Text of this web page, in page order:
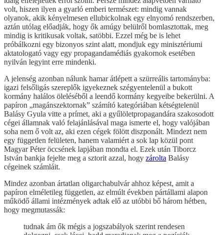
volt, hiszen ilyen a gyarló emberi természet: mindig vannak
olyanok, akik kényelmesen ellubickolnak egy elnyomó rendszerben,
aztán utólag előadják, hogy ők amúgy belülről bomlasztottak, meg
mindig is kritikusak voltak, satöbbi. Ezzel még be is lehet
próbálkozni egy bizonyos szint alatt, mondjuk egy minisztériumi
aktatologató vagy egy propagandamédiás gyakornok esetében
nyilván legyint erre mindenki.
A jelenség azonban nálunk hamar átlépett a szürreális tartományba:
igazi felsőligás szereplők igyekeznek szégyentelenül a bukott
kormány halálos öleléséből a leendő kormány kegyeibe bekerülni. A
papíron „magánszektornak” számító kategóriában kétségtelenül
Balásy Gyula vitte a prímet, aki a gyűlöletpropagandára szakosodott
cégei államnak való felajánlásával maga ismerte el, hogy valójában
soha nem ő volt az, aki ezen cégek fölött diszponált. Mindezt nem
egy független felületen, hanem valamiért a sok lap közül pont
Magyar Péter öccsének lapjában mondta el. Ezek után Tiborcz
István bankja fejelte meg a sztorit azzal, hogy zárolta Balásy
cégeinek számláit.
Mindez azonban ártatlan oligarchabulvár ahhoz képest, amit a
papíron elméletileg független, az elmúlt években pártállami alapon
működő állami intézmények adtak elő az utóbbi bő három hétben,
hogy megmutassák:
tudnak ám ők mégis a jogszabályok szerint rendesen